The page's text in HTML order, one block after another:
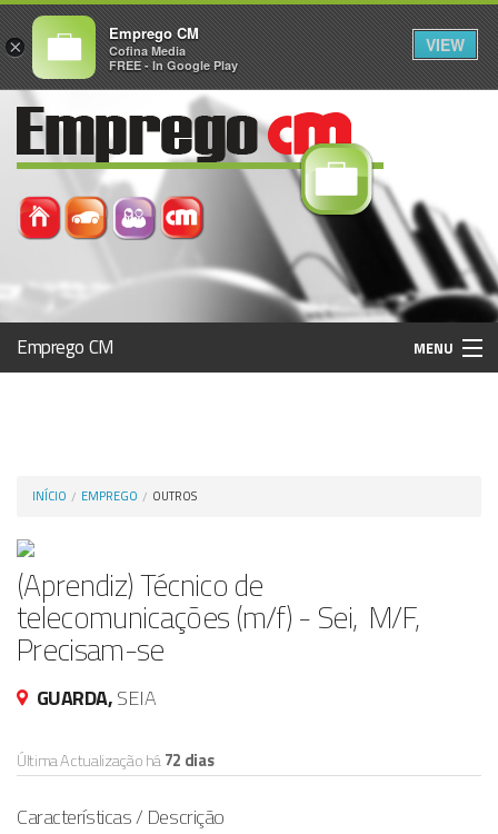
Emprego CM MENU
INÍCIO EMPREGO OUTROS
(Aprendiz) Técnico de
telecomunicações (m/f) - Sei, M/F,
Precisam-se
GUARDA,SEIA
Última Actualização há72 dias
Características / Descrição
×
Emprego CM
Cofina Media
FREE - In Google Play
VIEW